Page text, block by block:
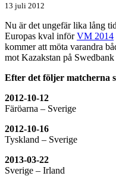
13 juli 2012
Nu är det ungefär lika lång
Europas kval införVM 2014
kommer att möta varandra
mot Kazakstan på
Efter det följer matcherna
2012-10-12
Färöarna – Sverige
2012-10-16
Tyskland – Sverige
2013-03-22
Sverige – Irland